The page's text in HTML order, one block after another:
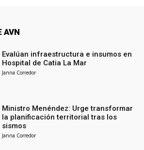
AVN
Evalúan infraestructura e insumos en
Hospital de Catia La Mar
Janna Corredor
Ministro Menéndez: Urge transformar
la planificación territorial tras los
sismos
Janna Corredor